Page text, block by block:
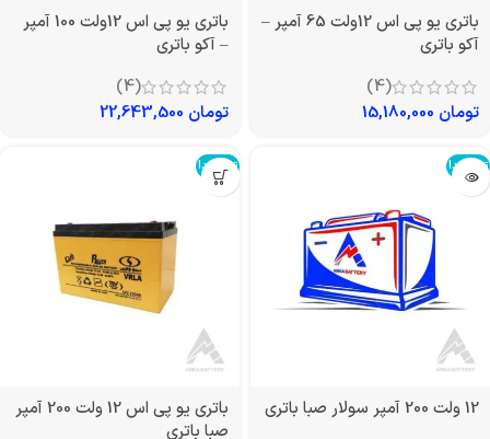
باتری یو پی اس 12ولت 65 آمپر –
آکو باتری
(4)
تومان
باتری یو پی اس 12ولت 100 آمپر
– آکو باتری
(4)
تومان
تمام شد!
12 ولت 200 آمپر سولار صبا باتری
تمام شد!
باتری یو پی اس 12 ولت 200 آمپر
صبا باتری